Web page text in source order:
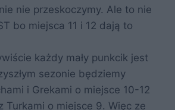
nie przeskoczymy. Ale to nie
bo miejsca 11 i 12 dają to
każdy mały punkcik jest
sezonie będziemy
i Grekami o miejsce 10-12
Turkami o miejsce 9. Więc ze